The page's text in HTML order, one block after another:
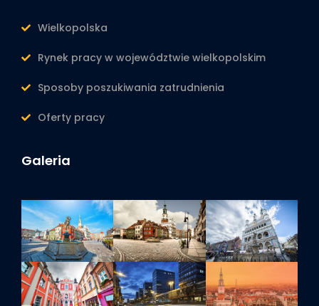
Wielkopolska
Rynek pracy w województwie wielkopolskim
Sposoby poszukiwania zatrudnienia
Oferty pracy
Galeria